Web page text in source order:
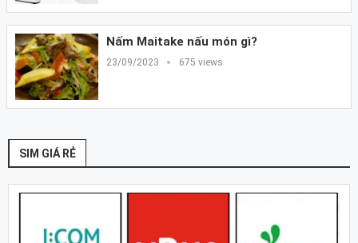
Nấm Maitake nấu món gì?
23/09/2023 675 views
SIM GIÁ RẺ